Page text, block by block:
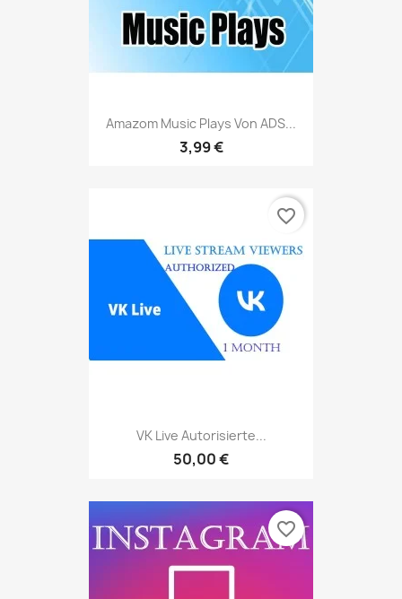
Amazom Music Plays Von ADS...
3,99 €
VK Live Autorisierte...
50,00 €
favorite_border
favorite_border